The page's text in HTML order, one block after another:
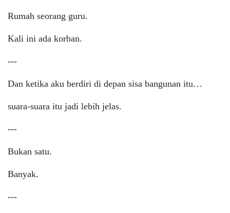
Rumah seorang guru.
Kali ini ada korban.
---
Dan ketika aku berdiri di depan sisa bangunan itu…
suara-suara itu jadi lebih jelas.
---
Bukan satu.
Banyak.
---